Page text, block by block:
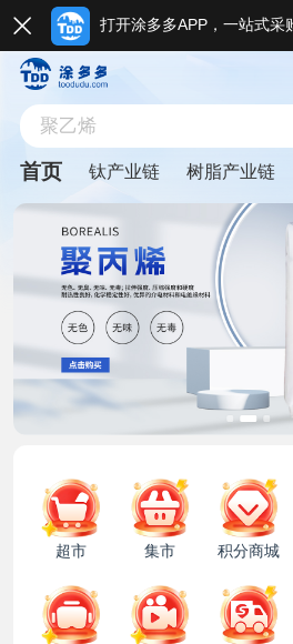
钛白粉
聚丙烯
聚乙烯
钛白粉
聚丙烯
首页 钛产业链 树脂产业链
 打开涂多多APP，一站式采
超市 集市 积分商城